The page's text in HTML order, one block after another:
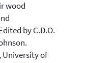
wood
by C.D.O.
University of